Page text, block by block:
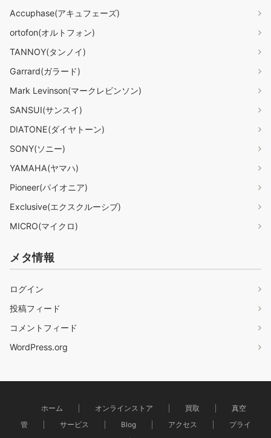
Accuphase(アキュフェーズ)
ortofon(オルトフォン)
TANNOY(タンノイ)
Garrard(ガラード)
Mark Levinson(マークレビンソン)
SANSUI(サンスイ)
DIATONE(ダイヤトーン)
SONY(ソニー)
YAMAHA(ヤマハ)
Pioneer(パイオニア)
Exclusive(エクスクルーシブ)
MICRO(マイクロ)
メタ情報
ログイン
投稿フィード
コメントフィード
WordPress.org
ホーム オンラインストア 買取
真空
管
サービス Blog アクセス
プライ